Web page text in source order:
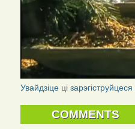
Увайдзіце цізарэгіструйцеся
COMMENTS